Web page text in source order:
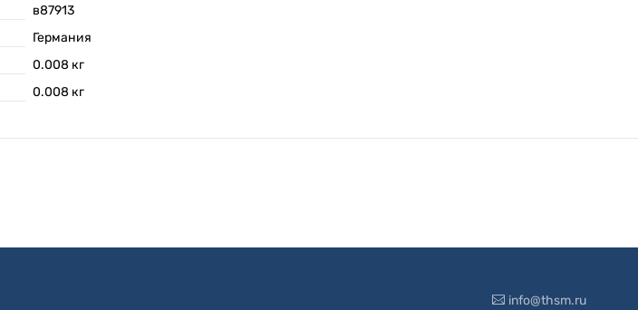
в87913
Германия
0.008 кг
0.008 кг
info@thsm.ru